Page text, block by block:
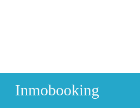
Inmobooking